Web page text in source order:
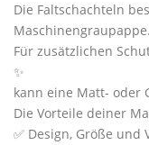
Die Faltschachteln
Maschinengraupappe.
Für zusätzlichen
✨
kann eine Matt- oder
Die Vorteile deiner
✅ Design, Größe